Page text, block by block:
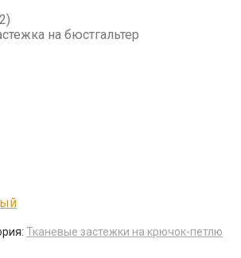
на бюстгальтер
Тканевые застежки на крючок-петлю